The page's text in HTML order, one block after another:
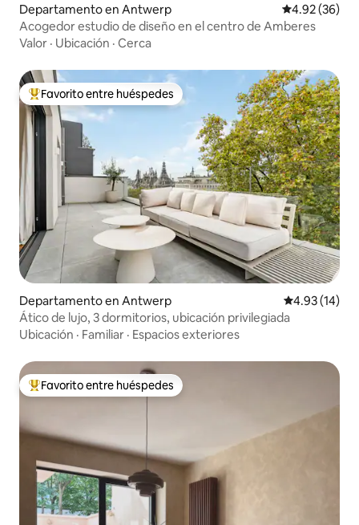
Departamento en Antwerp Calificación
4.92 (36)
Acogedor estudio de diseño en el centro de Amberes
Valor · Ubicación · Cerca
De los mejores en Favorito entre huéspedes
Favorito entre huéspedes
Departamento en Antwerp Calificación
4.93 (14)
Ático de lujo, 3 dormitorios, ubicación privilegiada
Ubicación · Familiar · Espacios exteriores
De los mejores en Favorito entre huéspedes
Favorito entre huéspedes